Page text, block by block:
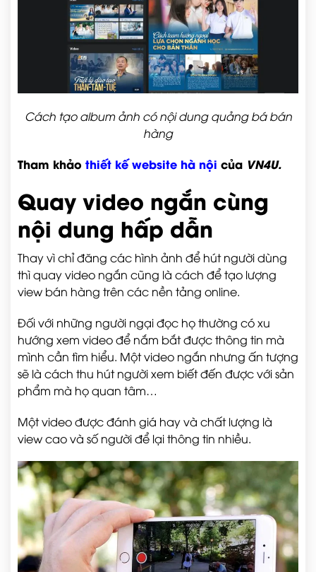
Cách tạo album ảnh có nội dung quảng bá bán
hàng
Tham khảo thiết kế website hà nội của VN4U.
Quay video ngắn cùng
nội dung hấp dẫn
Thay vì chỉ đăng các hình ảnh để hút người dùng
thì quay video ngắn cũng là cách để tạo lượng
view bán hàng trên các nền tảng online.
Đối với những người ngại đọc họ thường có xu
hướng xem video để nắm bắt được thông tin mà
mình cần tìm hiểu. Một video ngắn nhưng ấn tượng
sẽ là cách thu hút người xem biết đến được với sản
phẩm mà họ quan tâm…
Một video được đánh giá hay và chất lượng là
view cao và số người để lại thông tin nhiều.